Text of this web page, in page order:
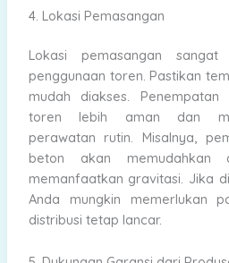
4. Lokasi Pemasangan
Lokasi pemasangan sangat
penggunaan toren. Pastikan
mudah diakses.
toren lebih aman dan
perawatan rutin. Misalnya,
beton akan memudahkan
memanfaatkan gravitasi. Jika
Anda mungkin memerlukan
distribusi tetap lancar.